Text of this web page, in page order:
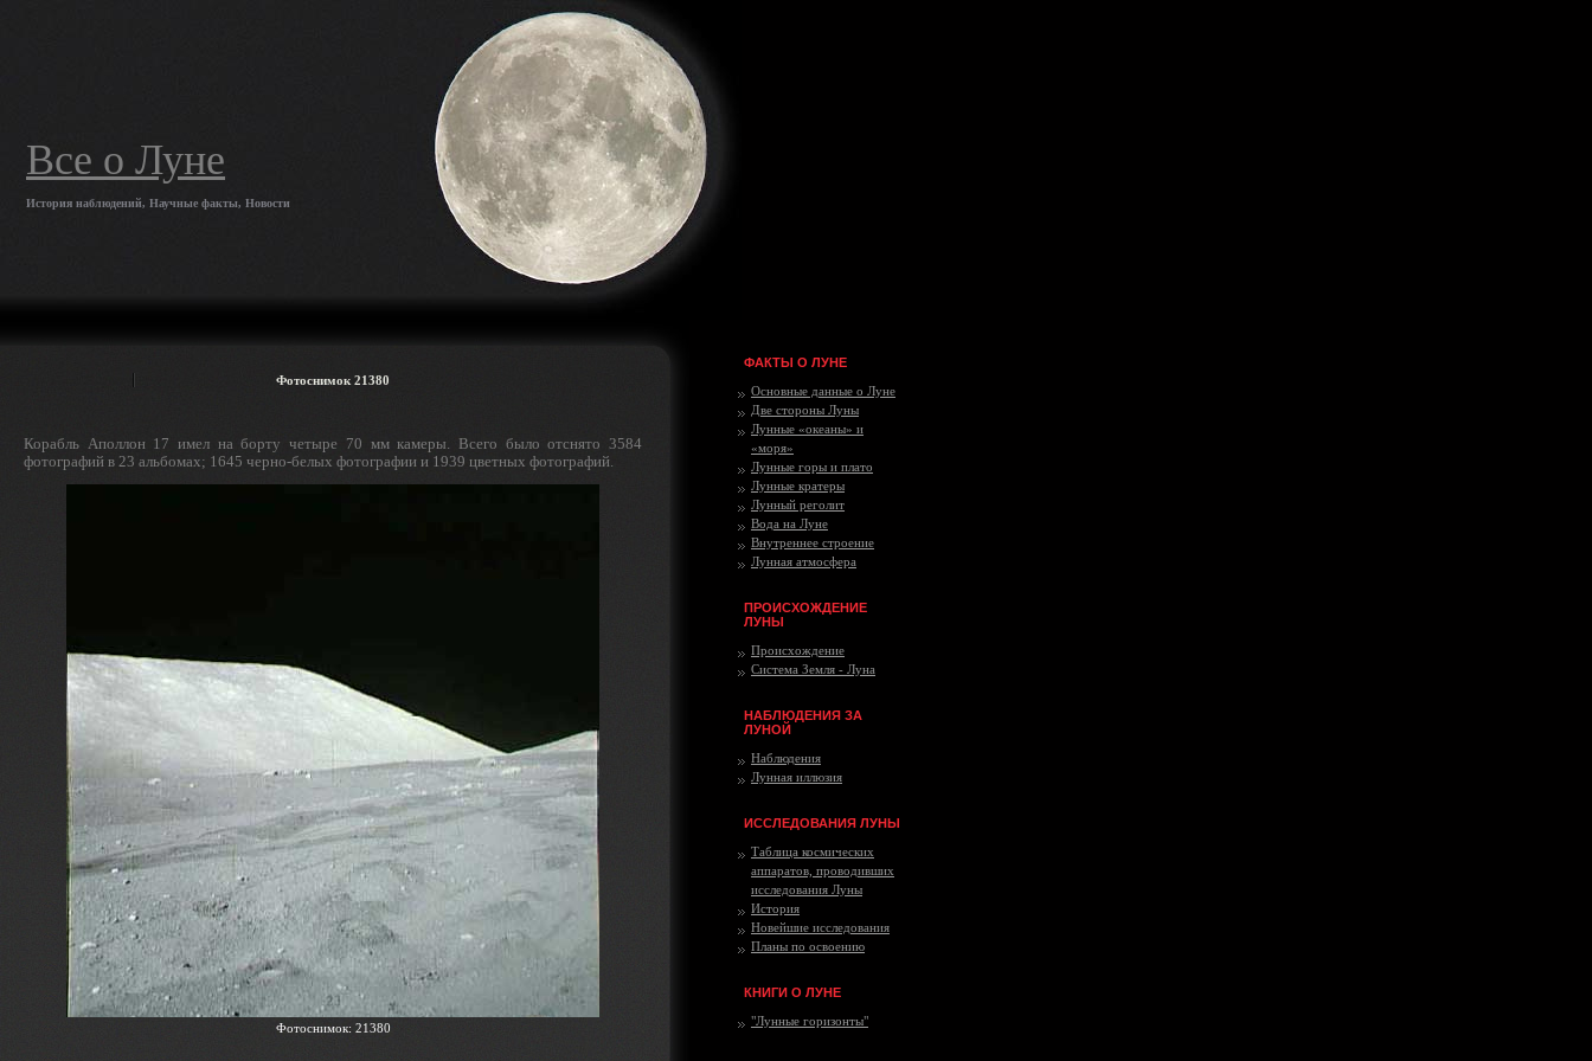
Все о Луне
История наблюдений, Научные факты, Новости
Фотоснимок 21380
Корабль Аполлон 17 имел на борту четыре 70 мм камеры. Всего было отснято 3584
фотографий в 23 альбомах; 1645 черно-белых фотографии и 1939 цветных фотографий.
Фотоснимок: 21380
ФАКТЫ О ЛУНЕ
Основные данные о Луне
Две стороны Луны
Лунные «океаны» и
«моря»
Лунные горы и плато
Лунные кратеры
Лунный реголит
Вода на Луне
Внутреннее строение
Лунная атмосфера
ПРОИСХОЖДЕНИЕ
ЛУНЫ
Происхождение
Система Земля - Луна
НАБЛЮДЕНИЯ ЗА
ЛУНОЙ
Наблюдения
Лунная иллюзия
ИССЛЕДОВАНИЯ ЛУНЫ
Таблица космических
аппаратов, проводивших
исследования Луны
История
Новейшие исследования
Планы по освоению
КНИГИ О ЛУНЕ
"Лунные горизонты"